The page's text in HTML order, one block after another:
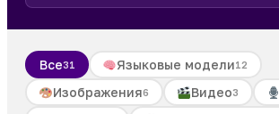
Все31 Языковые модели12
Изображения6 Видео3